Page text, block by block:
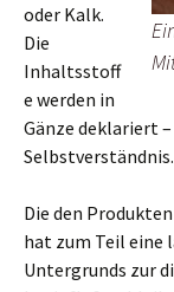
oder Kalk.
Die
Inhaltsstoff
e werden in
Gänze deklariert
Selbstverständnis.
Die den
hat zum Teil eine
Untergrunds zur